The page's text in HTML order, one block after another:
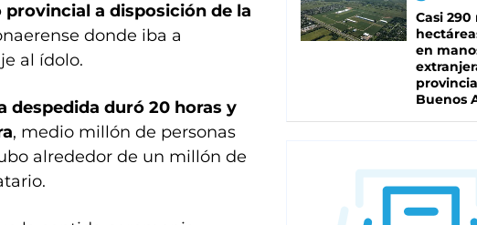
a disposición de la
donde iba a
al ídolo.
despedida duró 20 horas y
, medio millón de personas
alrededor de un millón de
Casi 290
en
Buenos